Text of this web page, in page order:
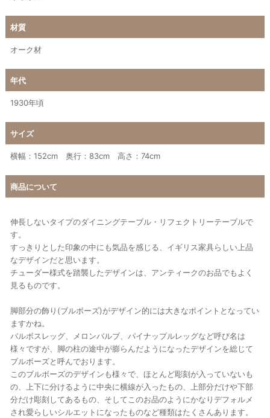
材質
オーク材
年代
1930年頃
サイズ
横幅：152cm 奥行：83cm 高さ：74cm
商品について
伸長しないタイプのダイニングテーブル・リフェクトリーテーブルで
す。
すっきりとした印象の中にも気品を感じる、イギリス家具らしい上品
なデザインだと思います。
チューダー様式を踏襲したデザインは、アンティークのお品でもよく
見るものです。
脚部分の飾り(ブルボーズ)がデザイン的には大きなポイントとなってい
ますかね。
バルボスレッグ、メロンバルブ、パイナップルレッグなど呼び名は
様々ですが、脚の柱の途中が膨らんだようになったデザインを総じて
ブルボーズと呼んでおります。
このブルボーズのデザインも様々で、ほとんど彫刻が入っていないも
の、上下に分けるように中央に横線が入ったもの、上部分だけや下部
分だけ彫刻してあるもの、そしてこのお品のようにかなりデフォルメ
され愛らしいシルエットになったものなど種類はたくさんあります。